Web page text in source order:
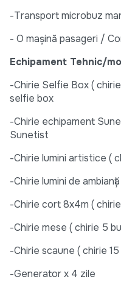
-Transport microbuz
- O mașină pasageri /
Echipament Tehnic/
-Chirie Selfie Box (
selfie box
-Chirie echipament
Sunetist
-Chirie lumini artistice (
-Chirie lumini de
-Chirie cort 8x4m (
-Chirie mese ( chirie 5
-Chirie scaune ( chirie
-Generator x 4 zile